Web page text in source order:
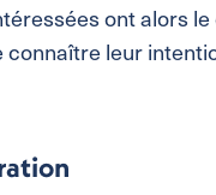
ont alors
leur